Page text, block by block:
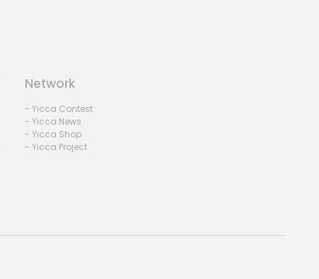
Network
- Yicca Contest
- Yicca News
- Yicca Shop
- Yicca Project